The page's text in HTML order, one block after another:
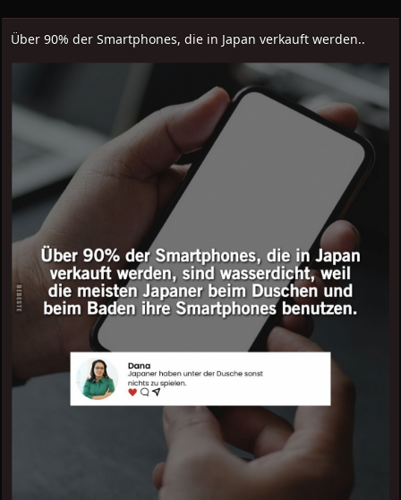
Über 90% der Smartphones, die in Japan verkauft werden..